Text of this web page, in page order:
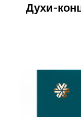
Духи-